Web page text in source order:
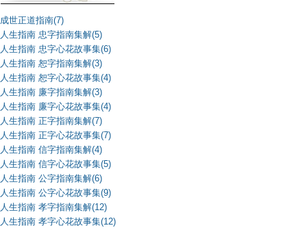
成世正道指南(7)
人生指南 忠字指南集解(5)
人生指南 忠字心花故事集(6)
人生指南 恕字指南集解(3)
人生指南 恕字心花故事集(4)
人生指南 廉字指南集解(3)
人生指南 廉字心花故事集(4)
人生指南 正字指南集解(7)
人生指南 正字心花故事集(7)
人生指南 信字指南集解(4)
人生指南 信字心花故事集(5)
人生指南 公字指南集解(6)
人生指南 公字心花故事集(9)
人生指南 孝字指南集解(12)
人生指南 孝字心花故事集(12)